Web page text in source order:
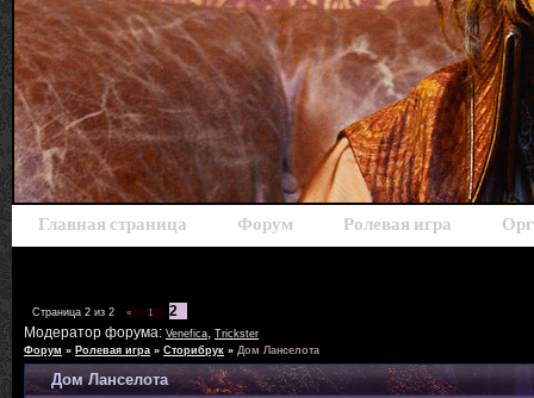
Главная страница Форум Ролевая игра
Страница 2 из 2 « 1
2
Модератор форума: Venefica, Trickster
Форум » Ролевая игра » Сторибрук » Дом Ланселота
Дом Ланселота